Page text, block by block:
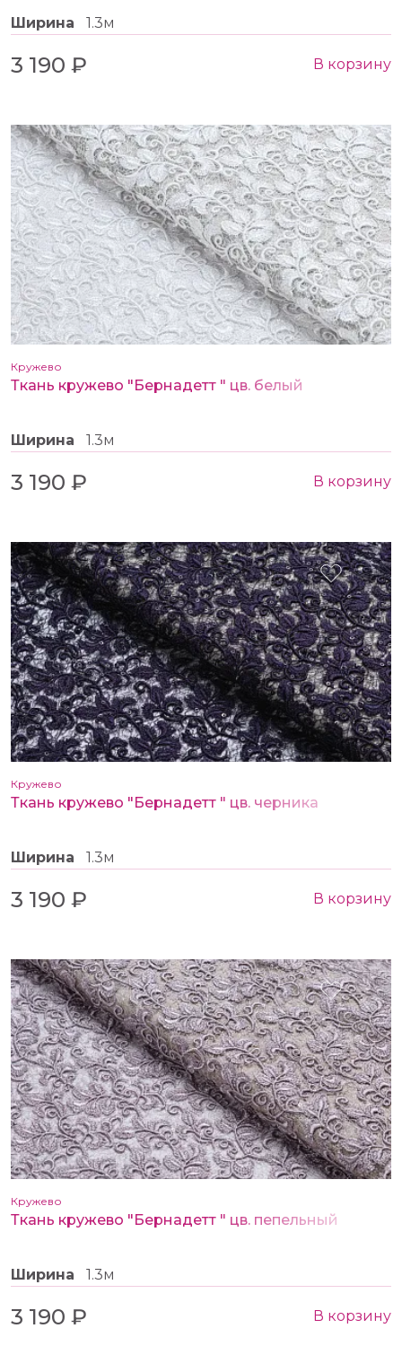
Ширина 1.3м
3 190 ₽ В корзину
Кружево
Ткань кружево "Бернадетт " цв. белый
Ширина 1.3м
3 190 ₽ В корзину
Кружево
Ткань кружево "Бернадетт " цв. черника
Ширина 1.3м
3 190 ₽ В корзину
Кружево
Ткань кружево "Бернадетт " цв. пепельный
Ширина 1.3м
3 190 ₽ В корзину